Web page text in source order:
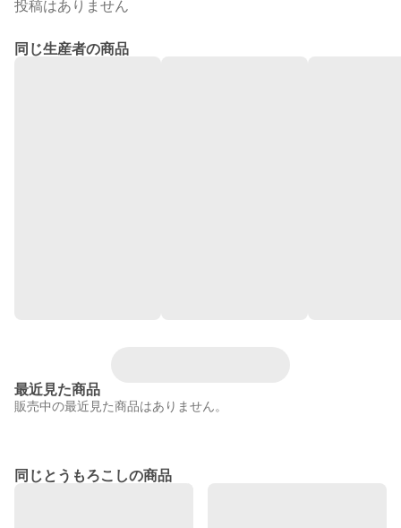
投稿はありません
同じ生産者の商品
最近見た商品
販売中の最近見た商品はありません。
同じとうもろこしの商品